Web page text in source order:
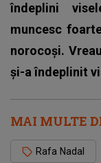
îndeplini
muncesc
norocoşi.
şi-a îndeplinit
MAI MULTE
Rafa Nadal